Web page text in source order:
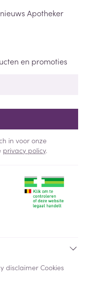
Apotheker
en promoties
in voor onze
privacy policy.
disclaimer Cookies